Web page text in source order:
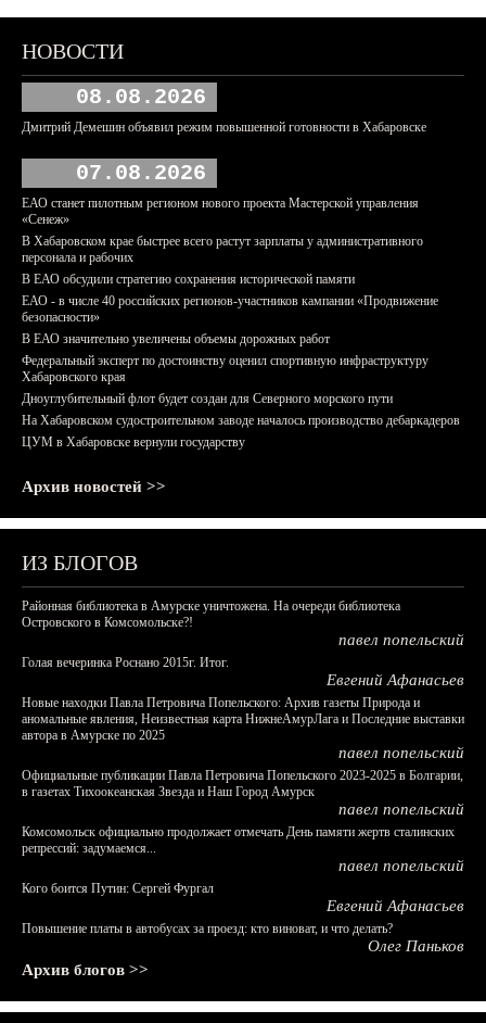
НОВОСТИ
08.08.2026
Дмитрий Демешин объявил режим повышенной готовности в Хабаровске
07.08.2026
ЕАО станет пилотным регионом нового проекта Мастерской управления
«Сенеж»
В Хабаровском крае быстрее всего растут зарплаты у административного
персонала и рабочих
В ЕАО обсудили стратегию сохранения исторической памяти
ЕАО - в числе 40 российских регионов-участников кампании «Продвижение
безопасности»
В ЕАО значительно увеличены объемы дорожных работ
Федеральный эксперт по достоинству оценил спортивную инфраструктуру
Хабаровского края
Дноуглубительный флот будет создан для Северного морского пути
На Хабаровском судостроительном заводе началось производство дебаркадеров
ЦУМ в Хабаровске вернули государству
Архив новостей >>
ИЗ БЛОГОВ
Районная библиотека в Амурске уничтожена. На очереди библиотека
Островского в Комсомольске?!
павел попельский
Голая вечеринка Роснано 2015г. Итог.
Евгений Афанасьев
Новые находки Павла Петровича Попельского: Архив газеты Природа и
аномальные явления, Неизвестная карта НижнеАмурЛага и Последние выставки
автора в Амурске по 2025
павел попельский
Официальные публикации Павла Петровича Попельского 2023-2025 в Болгарии,
в газетах Тихоокеанская Звезда и Наш Город Амурск
павел попельский
Комсомольск официально продолжает отмечать День памяти жертв сталинских
репрессий: задумаемся...
павел попельский
Кого боится Путин: Сергей Фургал
Евгений Афанасьев
Повышение платы в автобусах за проезд: кто виноват, и что делать?
Олег Паньков
Архив блогов >>